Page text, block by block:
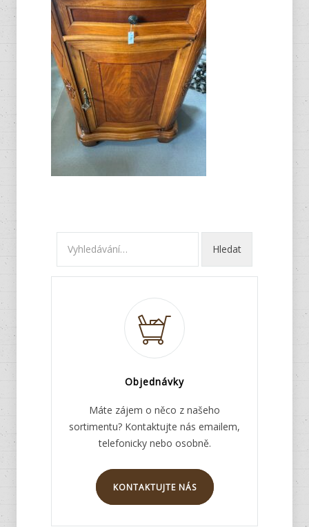
Objednávky
Máte zájem o něco z našeho
sortimentu? Kontaktujte nás emailem,
telefonicky nebo osobně.
KONTAKTUJTE NÁS